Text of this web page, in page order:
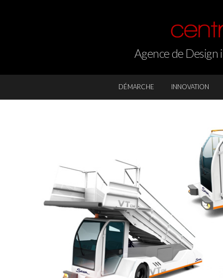
Agence de
DÉMARCHE INNOVATION